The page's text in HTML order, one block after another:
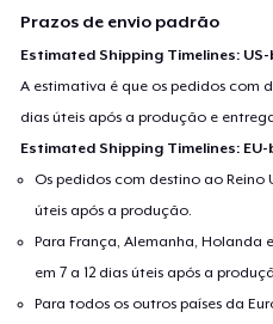
Prazos de envio padrão
Estimated Shipping Timelines:
A estimativa é que os pedidos com
dias úteis após a produção e
Estimated Shipping Timelines:
Os pedidos com destino ao Reino
úteis após a produção.
Para França, Alemanha, Holanda
em 7 a 12 dias úteis após a
Para todos os outros países da